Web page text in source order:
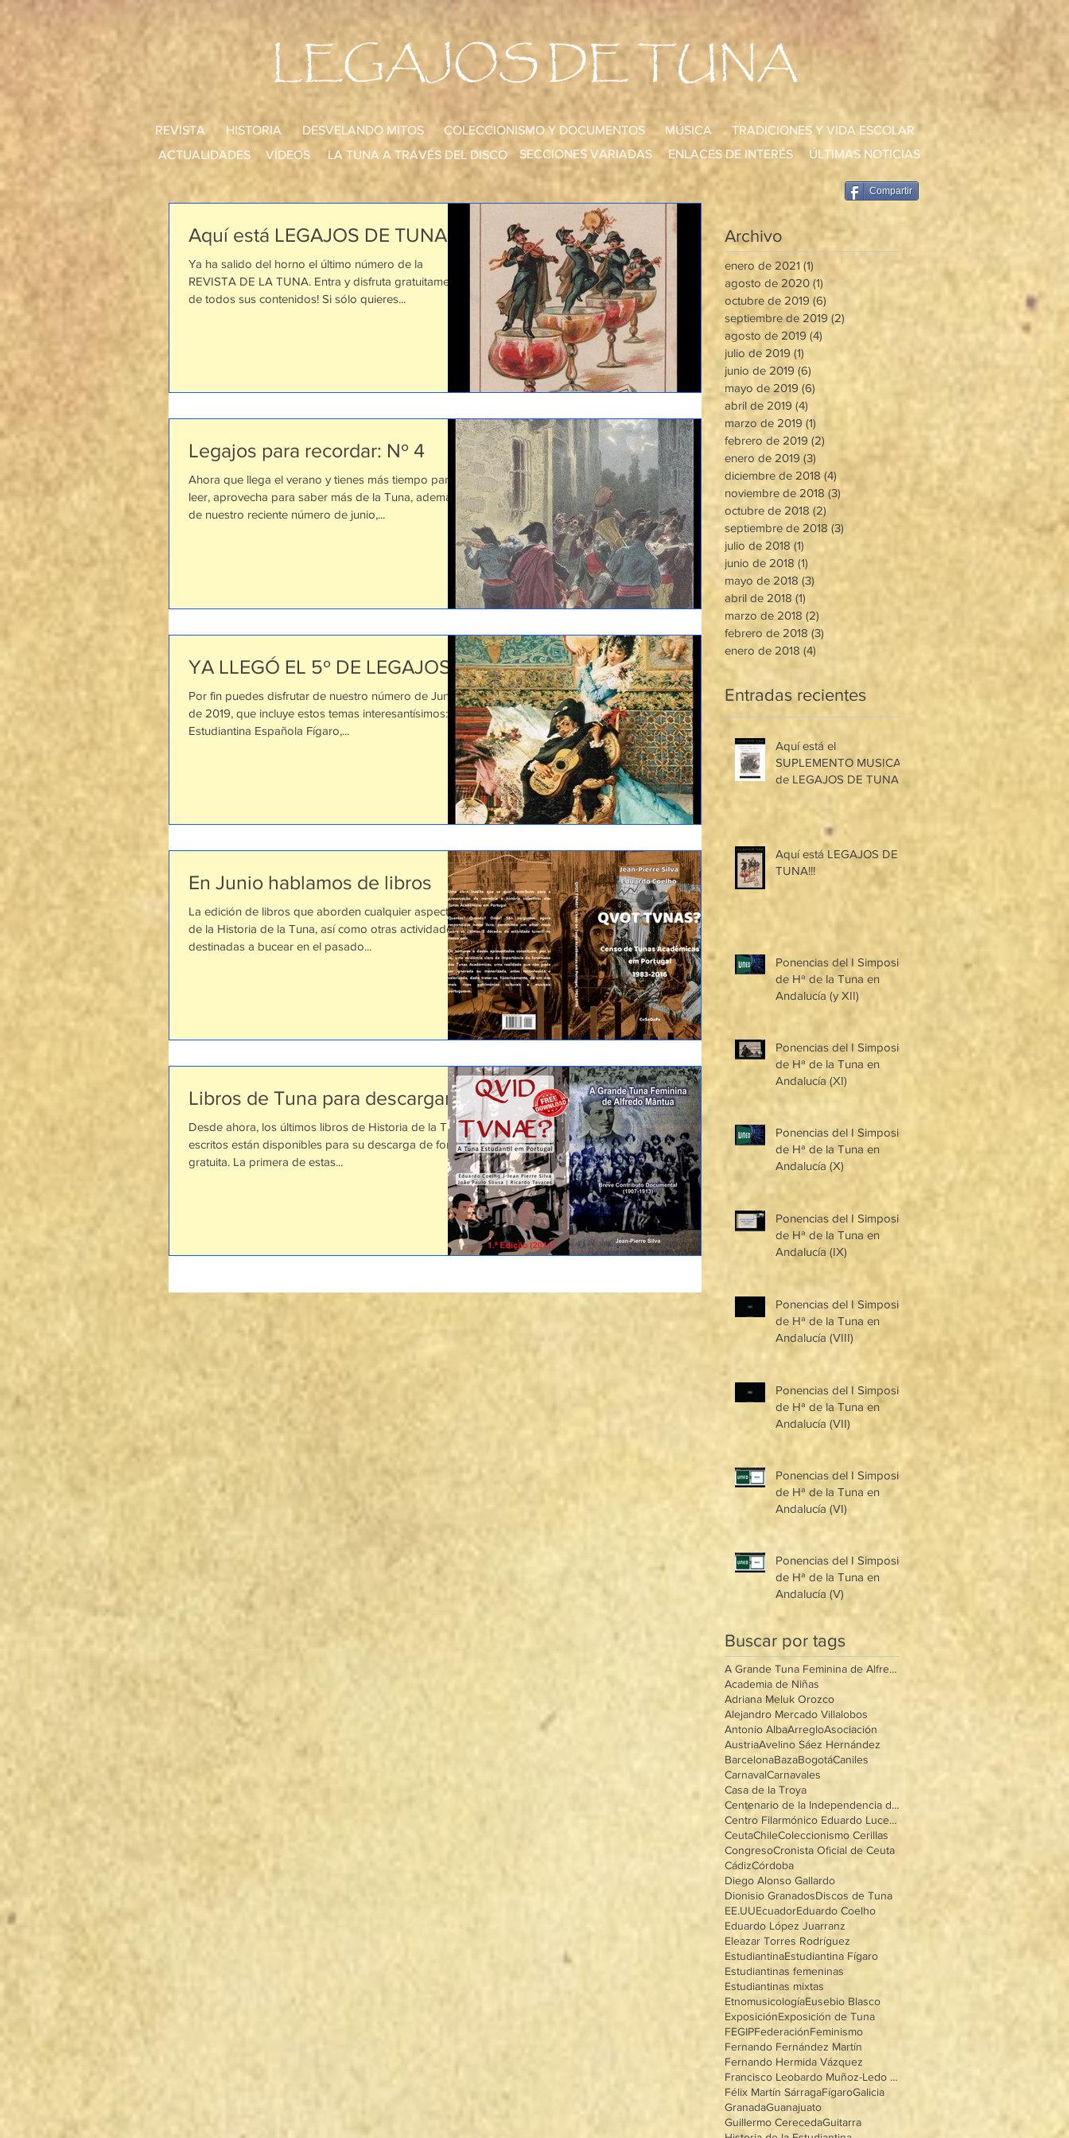
LEGAJOS DE TUNA
REVISTA HISTORIA DESVELANDO MITOS COLECCIONISMO Y DOCUMENTOS MÚSICA
TRADICIONES Y VIDA ESCOLAR
ACTUALIDADES
LA TUNA A TRAVÉS DEL DISCO SECCIONES VARIADAS ENLACES DE INTERÉS ÚLTIMAS NOTICIAS
VÍDEOS
Aquí está LEGAJOS DE TUNA!!!
Ya ha salido del horno el último número de la
REVISTA DE LA TUNA. Entra y disfruta gratuitamente
de todos sus contenidos! Si sólo quieres...
Legajos para recordar: Nº 4
Ahora que llega el verano y tienes más tiempo para
leer, aprovecha para saber más de la Tuna, además
de nuestro reciente número de junio,...
YA LLEGÓ EL 5º DE LEGAJOS!!!
Por fin puedes disfrutar de nuestro número de Junio
de 2019, que incluye estos temas interesantísimos: La
Estudiantina Española Fígaro,...
En Junio hablamos de libros
La edición de libros que aborden cualquier aspecto
de la Historia de la Tuna, así como otras actividades
destinadas a bucear en el pasado...
Libros de Tuna para descargar
Desde ahora, los últimos libros de Historia de la Tuna
escritos están disponibles para su descarga de forma
gratuita. La primera de estas...
Archivo
enero de 2021 (1)
agosto de 2020 (1)
octubre de 2019 (6)
septiembre de 2019 (2)
agosto de 2019 (4)
julio de 2019 (1)
junio de 2019 (6)
mayo de 2019 (6)
abril de 2019 (4)
marzo de 2019 (1)
febrero de 2019 (2)
enero de 2019 (3)
diciembre de 2018 (4) 4 entradas
noviembre de 2018 (3)
octubre de 2018 (2)
septiembre de 2018 (3) 3 entradas
julio de 2018 (1)
junio de 2018 (1)
mayo de 2018 (3)
abril de 2018 (1)
marzo de 2018 (2)
febrero de 2018 (3) 3 entradas
enero de 2018 (4)
Entradas recientes
Aquí está el
SUPLEMENTO MUSICAL
de LEGAJOS DE TUNA!!!
Aquí está LEGAJOS DE
TUNA!!!
Ponencias del I Simposio
de Hª de la Tuna en
Andalucía (y XII)
Ponencias del I Simposio
de Hª de la Tuna en
Andalucía (XI)
Ponencias del I Simposio
de Hª de la Tuna en
Andalucía (X)
Ponencias del I Simposio
de Hª de la Tuna en
Andalucía (IX)
Ponencias del I Simposio
de Hª de la Tuna en
Andalucía (VIII)
Ponencias del I Simposio
de Hª de la Tuna en
Andalucía (VII)
Ponencias del I Simposio
de Hª de la Tuna en
Andalucía (VI)
Ponencias del I Simposio
de Hª de la Tuna en
Andalucía (V)
Buscar por tags
A Grande Tuna Feminina de Alfredo Mântua
Academia de Niñas
Adriana Meluk Orozco
Alejandro Mercado Villalobos
Antonio AlbaArregloAsociación
AustriaAvelino Sáez Hernández
BarcelonaBazaBogotáCaniles
CarnavalCarnavales
Casa de la Troya
Centenario de la Independencia de Méxioo
Centro Filarmónico Eduardo Lucena
CeutaChileColeccionismo Cerillas
CongresoCronista Oficial de Ceuta
CádizCórdoba
Diego Alonso Gallardo
Dionisio GranadosDiscos de Tuna
EE.UUEcuadorEduardo Coelho
Eduardo López Juarranz
Eleazar Torres Rodríguez
EstudiantinaEstudiantina Fígaro
Estudiantinas femeninas
Estudiantinas mixtas
EtnomusicologíaEusebio Blasco
ExposiciónExposición de Tuna
FEGIPFederaciónFeminismo
Fernando Fernández Martín
Fernando Hermida Vázquez
Francisco Leobardo Muñoz-Ledo Villegas
Félix Martín SárragaFígaroGalicia
GranadaGuanajuato
Guillermo CerecedaGuitarra
Compartir